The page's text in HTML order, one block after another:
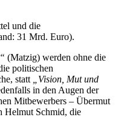
und die
31 Mrd. Euro).
(Matzig) werden ohne die
politischen
statt
„Vision, Mut und
in den Augen der
Mitbewerbers – Übermut
Helmut Schmid, die